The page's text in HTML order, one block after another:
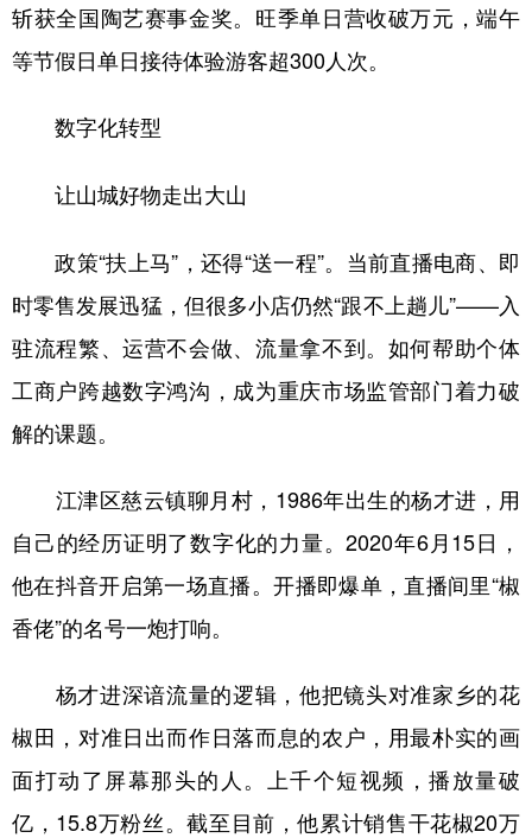
斩获全国陶艺赛事金奖。旺季单日营收破万元，端午
等节假日单日接待体验游客超300人次。
数字化转型
让山城好物走出大山
政策“扶上马”，还得“送一程”。当前直播电商、即
时零售发展迅猛，但很多小店仍然“跟不上趟儿”——入
驻流程繁、运营不会做、流量拿不到。如何帮助个体
工商户跨越数字鸿沟，成为重庆市场监管部门着力破
解的课题。
江津区慈云镇聊月村，1986年出生的杨才进，用
自己的经历证明了数字化的力量。2020年6月15日，
他在抖音开启第一场直播。开播即爆单，直播间里“椒
香佬”的名号一炮打响。
杨才进深谙流量的逻辑，他把镜头对准家乡的花
椒田，对准日出而作日落而息的农户，用最朴实的画
面打动了屏幕那头的人。上千个短视频，播放量破
亿，15.8万粉丝。截至目前，他累计销售干花椒20万